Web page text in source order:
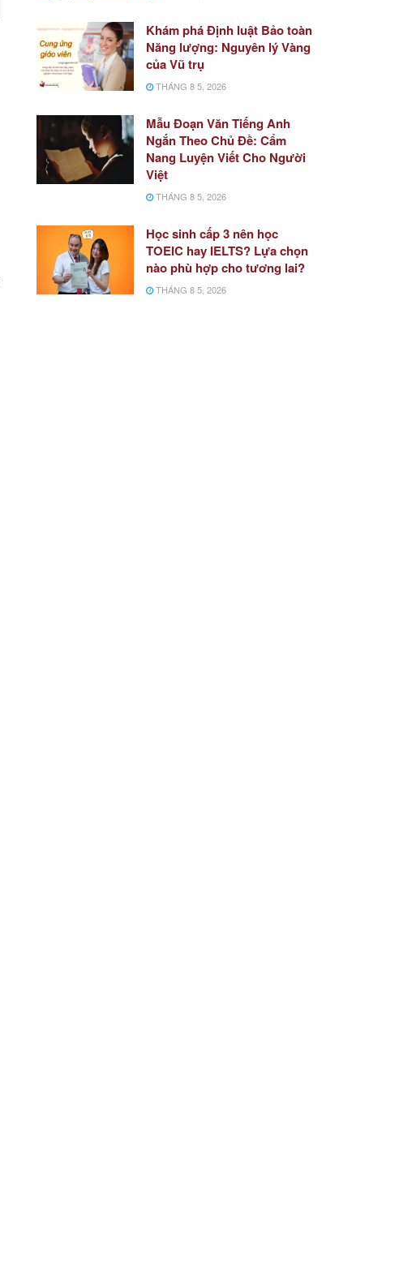
Khám phá Định luật Bảo toàn
Năng lượng: Nguyên lý Vàng
của Vũ trụ
THÁNG 8 5, 2026
Mẫu Đoạn Văn Tiếng Anh
Ngắn Theo Chủ Đề: Cẩm
Nang Luyện Viết Cho Người
Việt
THÁNG 8 5, 2026
Học sinh cấp 3 nên học
TOEIC hay IELTS? Lựa chọn
nào phù hợp cho tương lai?
THÁNG 8 5, 2026